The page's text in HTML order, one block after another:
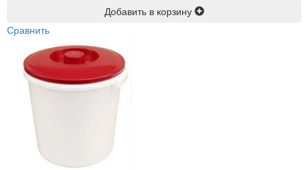
Добавить в корзину
Сравнить